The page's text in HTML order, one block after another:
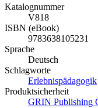
Katalognummer
V818
ISBN (eBook)
9783638105231
Sprache
Deutsch
Schlagworte
Erlebnispädagogik
Produktsicherheit
GRIN Publishing